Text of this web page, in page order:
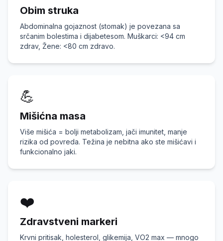
Obim struka
Abdominalna gojaznost (stomak) je povezana sa
srčanim bolestima i dijabetesom. Muškarci: <94 cm
zdrav, Žene: <80 cm zdravo.
💪
Mišićna masa
Više mišića = bolji metabolizam, jači imunitet, manje
rizika od povreda. Težina je nebitna ako ste mišićavi i
funkcionalno jaki.
❤️
Zdravstveni markeri
Krvni pritisak, holesterol, glikemija, VO2 max — mnogo